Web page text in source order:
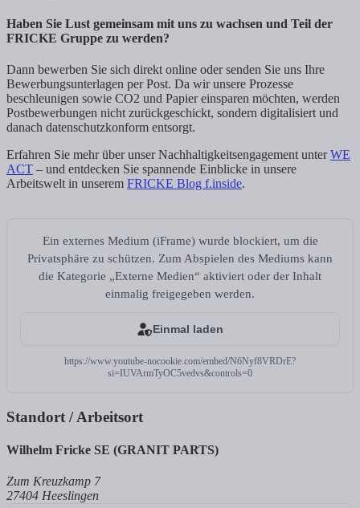
Haben Sie Lust gemeinsam mit uns zu wachsen und Teil der
FRICKE Gruppe zu werden?
Dann bewerben Sie sich direkt online oder senden Sie uns Ihre
Bewerbungsunterlagen per Post. Da wir unsere Prozesse
beschleunigen sowie CO2 und Papier einsparen möchten, werden
Postbewerbungen nicht zurückgeschickt, sondern digitalisiert und
danach datenschutzkonform entsorgt.
Erfahren Sie mehr über unser Nachhaltigkeitsengagement unterWE
ACT – und entdecken Sie spannende Einblicke in unsere
Arbeitswelt in unserem FRICKE Blog f.inside.
Ein externes Medium (iFrame) wurde blockiert, um die
Privatsphäre zu schützen. Zum Abspielen des Mediums kann
die Kategorie „Externe Medien“ aktiviert oder der Inhalt
einmalig freigegeben werden.
Einmal laden
https://www.youtube-nocookie.com/embed/N6Nyf8VRDrE?
si=IUVArmTyOC5vedvs&controls=0
Standort / Arbeitsort
Wilhelm Fricke SE (GRANIT PARTS)
Zum Kreuzkamp 7
27404 Heeslingen